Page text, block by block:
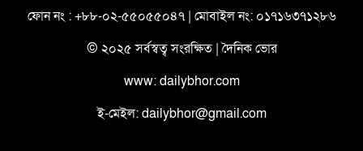
আগামীকাল উদ্বোধন হচ্ছে ‘জুলাই গণঅভ্যুত্থান স্মৃতি
জাদুঘর’, ৬ আগস্ট থেকে সবার জন্য উন্মুক্ত
ফোন নং : +৮৮-০২-৫৫০৫৫০৪৭ | মোবাইল নং: ০১৭১৬৩৭১২৮৬
© ২০২৫ সর্বস্বত্ব সংরক্ষিত | দৈনিক ভোর
www: dailybhor.com
ই-মেইল: dailybhor@gmail.com